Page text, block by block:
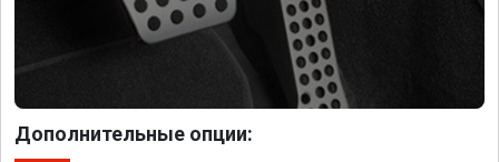
Дополнительные опции: